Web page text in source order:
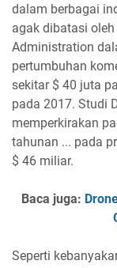
dalam berbagai
agak dibatasi
Administration
pertumbuhan
sekitar $ 40 juta
pada 2017. Studi
memperkirakan
tahunan ... pada
$ 46 miliar.
Baca juga:
Seperti